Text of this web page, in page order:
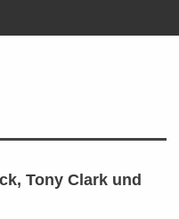
Tony Clark und